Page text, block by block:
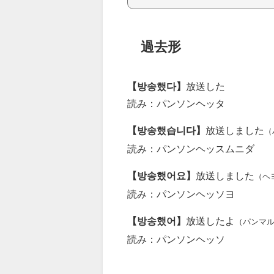
過去形
【방송했다】 放送した
読み：パンソンヘッタ
【방송했습니다】 放送しました
読み：パンソンヘッスムニダ
【방송했어요】 放送しました （ヘ
読み：パンソンヘッソヨ
【방송했어】 放送したよ （パンマル
読み：パンソンヘッソ